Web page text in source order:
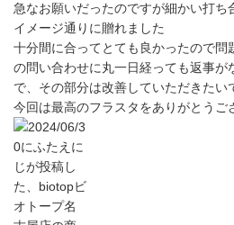
急なお願いだったのですが細かい打ち
イメージ通りに贈れました
十分間に合ってとても良かったので問
の問い合わせに丸一日経っても返事が
で、その部分は改善していただきたい
今回は最高のフラスタをありがとうご